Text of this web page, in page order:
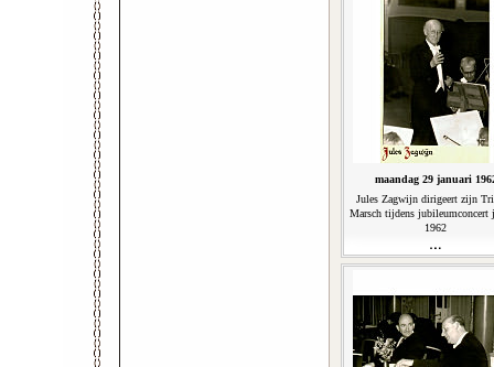
maandag 29 januari
Jules Zagwijn dirigeert zijn
Marsch tijdens jubileumconcert
1962